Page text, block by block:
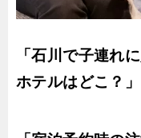
「石川で子連れ
ホテルはどこ？」